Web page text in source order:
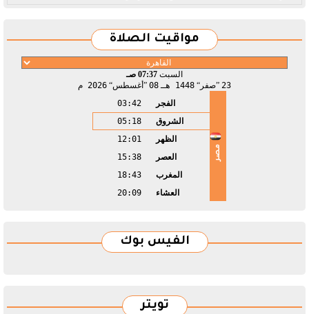
مواقيت الصلاة
السبت 07:37 صـ
23
صفر 1448 هـ 08 أغسطس 2026 م
مصر
الفجر
03:42
الشروق
05:18
الظهر
12:01
العصر
15:38
المغرب
18:43
العشاء
20:09
الفيس بوك
تويتر